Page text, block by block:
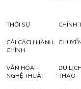
THỜI SỰ CHÍNH
CẢI CÁCH HÀNH
CHÍNH
VĂN HÓA -
NGHỆ THUẬT
DU
THAO